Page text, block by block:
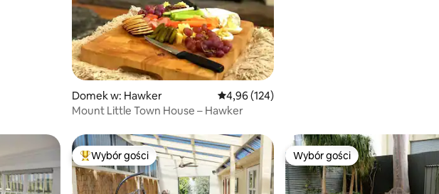
Domek w: Hawker Średnia ocena: 4,96 na 5, liczba recenzji: 124
4,96 (124)
Mount Little Town House – Hawker
Najpopularniejsze z kategorii Wybór gości
Wybór gości Wybór gości
Wybór gości